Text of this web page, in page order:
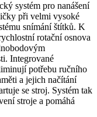
systém pro nanášení
při velmi vysoké
snímání štítků. K
rotační osnova
Integrované
potřebu ručního
a jejich načítání
se stroj. Systém tak
stroje a pomáhá